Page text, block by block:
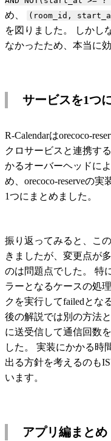
め、
(room_id,
を図りました。 しかし
なかったため、本当に
サービスを1つ
R-Calendarはorecoco-
クロサービスと連携す
かるオーバーヘッドに
め、orecoco-reserveの
1つにまとめました。
振り返ってみると、こ
きましたが、変更点が
のは問題点でした。 特
ラーとなるケースの処
クを実行してfailedとな
後の解説では別の方法
に送受信して通信回数
した。 実装にかかる時
出る方針を考えるのも
います。
アプリ編まとめ